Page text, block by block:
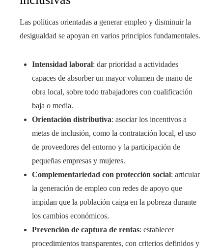
Las políticas orientadas a generar empleo y disminuir la
desigualdad se apoyan en varios principios fundamentales.
Intensidad laboral: dar prioridad a actividades
capaces de absorber un mayor volumen de mano de
obra local, sobre todo trabajadores con cualificación
baja o media.
Orientación distributiva: asociar los incentivos a
metas de inclusión, como la contratación local, el uso
de proveedores del entorno y la participación de
pequeñas empresas y mujeres.
Complementariedad con protección social: articular
la generación de empleo con redes de apoyo que
impidan que la población caiga en la pobreza durante
los cambios económicos.
Prevención de captura de rentas: establecer
procedimientos transparentes, con criterios definidos y